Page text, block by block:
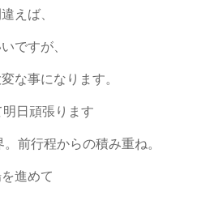
えば、
ですが、
な事になります。
日頑張ります
前行程からの積み重ね。
進めて